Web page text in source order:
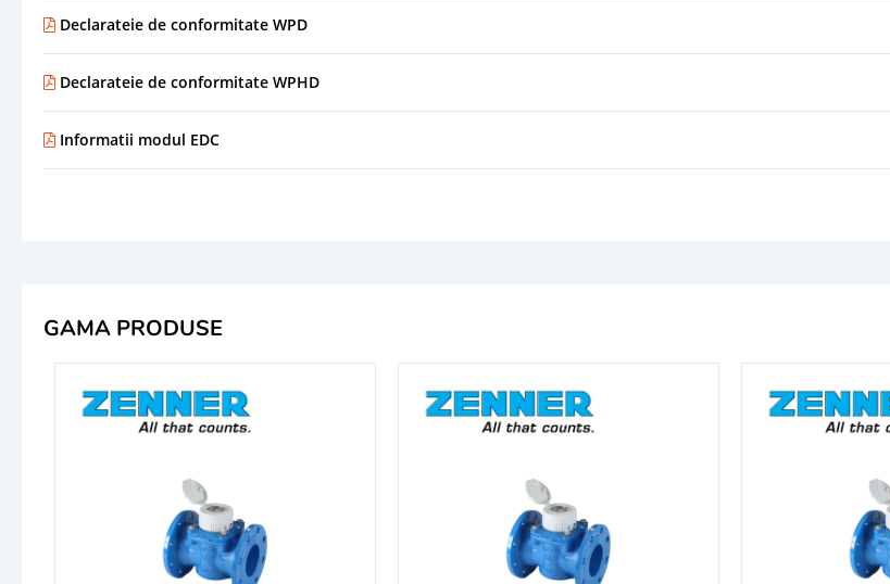
Declarateie de conformitate WPD
Declarateie de conformitate WPHD
Informatii modul EDC
GAMA PRODUSE